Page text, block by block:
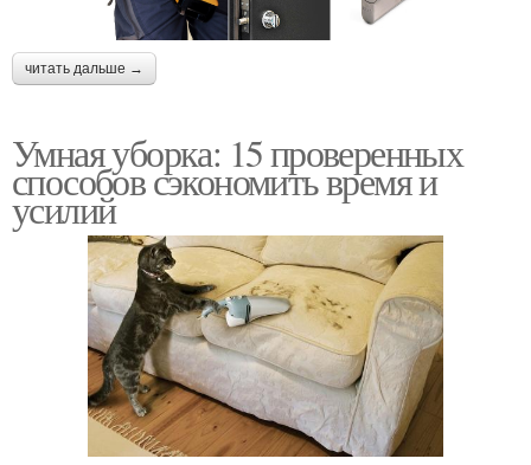
читать дальше →
Умная уборка: 15 проверенных
способов сэкономить время и
усилий